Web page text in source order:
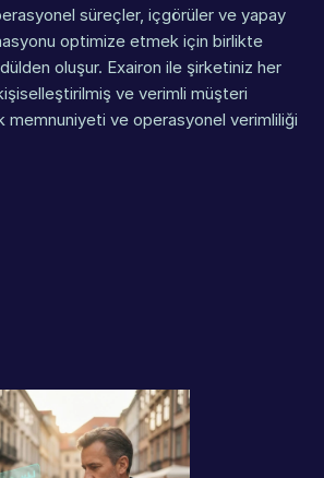
süreçler, içgörüler ve yapay
optimize etmek için birlikte
oluşur. Exairon ile şirketiniz her
ve verimli müşteri
memnuniyeti ve operasyonel verimliliği